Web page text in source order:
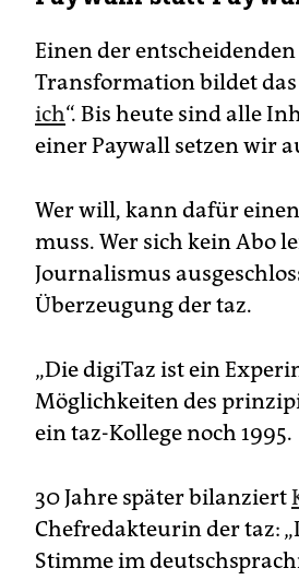
Einen der
Transformation bildet
ich“. Bis heute sind alle
einer Paywall setzen wir
Wer will, kann dafür
muss. Wer sich kein Abo
Journalismus
Überzeugung der taz.
„Die digiTaz ist ein
Möglichkeiten des
ein taz-Kollege noch 1995.
30 Jahre später bilanziert
Chefredakteurin der taz:
Stimme im